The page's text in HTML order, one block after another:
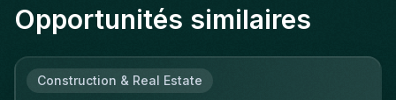
Opportunités similaires
Construction & Real Estate